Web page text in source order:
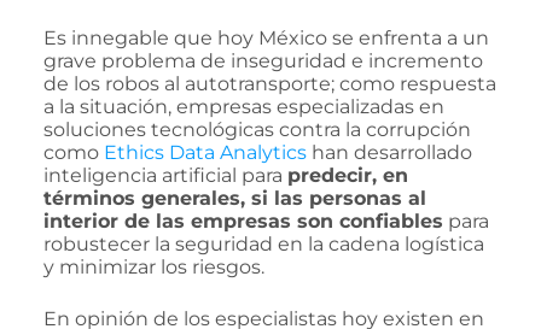
Es innegable que hoy México se enfrenta a un
grave problema de inseguridad e incremento
de los robos al autotransporte; como respuesta
a la situación, empresas especializadas en
soluciones tecnológicas contra la corrupción
como Ethics Data Analyticshan desarrollado
inteligencia artificial para predecir, en
términos generales, si las personas al
interior de las empresas son confiables para
robustecer la seguridad en la cadena logística
y minimizar los riesgos.
En opinión de los especialistas hoy existen en